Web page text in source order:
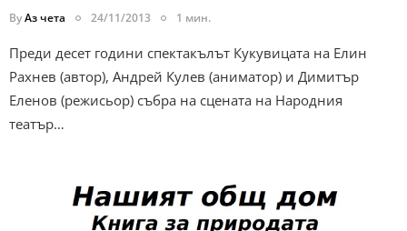
ByАз чета 24/11/2013 1 мин.
Преди десет години спектакълът Кукувицата на Елин
Рахнев (автор), Андрей Кулев (аниматор) и Димитър
Еленов (режисьор) събра на сцената на Народния
театър…